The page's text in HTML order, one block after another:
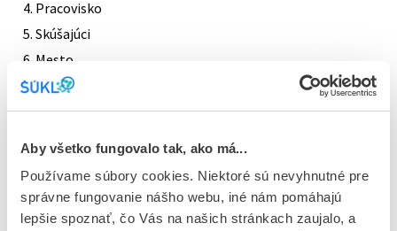
Aby všetko fungovalo tak, ako má...
Používame súbory cookies. Niektoré sú nevyhnutné pre
správne fungovanie nášho webu, iné nám pomáhajú
lepšie spoznať, čo Vás na našich stránkach zaujalo, a
Pracovisko
Skúšajúci
Mesto
Ukončené a neukončené skúšania
klinických skúšaní sa pacienti hlásia prostredníctvom svojho
ošetrujúceho lekára.